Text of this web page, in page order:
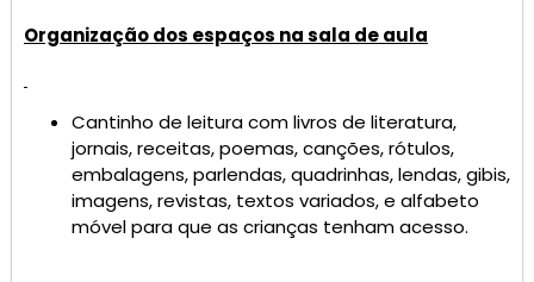
Organização dos espaços na sala de aula
Cantinho de leitura com livros de literatura,
jornais, receitas, poemas, canções, rótulos,
embalagens, parlendas, quadrinhas, lendas, gibis,
imagens, revistas, textos variados, e alfabeto
móvel para que as crianças tenham acesso.